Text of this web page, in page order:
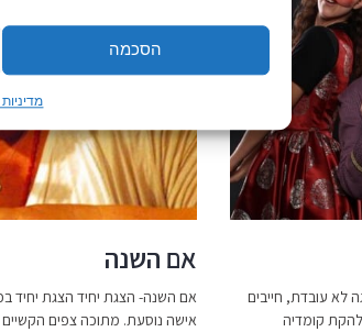
הסכמה
לא עובדת, חייבים
קומדיה
אם השנה
אם השנה- הצגת יחיד הצגת יחיד
אישה נוסעת. מתוכה צפים